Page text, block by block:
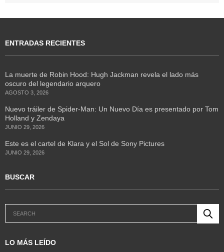
ENTRADAS RECIENTES
La muerte de Robin Hood: Hugh Jackman revela el lado más
oscuro del legendario arquero
AGOSTO 3, 2026
Nuevo tráiler de Spider-Man: Un Nuevo Día es presentado por Tom
Holland y Zendaya
JUNIO 29, 2026
Este es el cartel de Klara y el Sol de Sony Pictures
JUNIO 29, 2026
BUSCAR
LO MÁS LEÍDO